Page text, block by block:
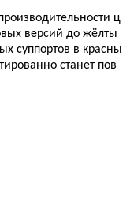
ц
версий до жёлты
суппортов в красны
станет пов